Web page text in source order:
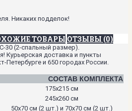
Никаких подделок!
ТОВАРЫ ОТЗЫВЫ (0)
30 (2-спальный размер).
Курьерская доставка и пункты
и 650 городах России.
СОСТАВ КОМПЛЕКТА
175х215 см
245х260 см
50х70 см (2 шт.) и 70х70 см (2 шт.)